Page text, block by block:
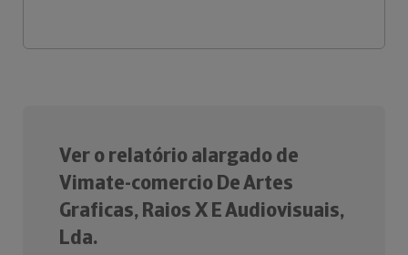
Ver o relatório alargado de
Vimate-comercio De Artes
Graficas, Raios X E Audiovisuais,
Lda.